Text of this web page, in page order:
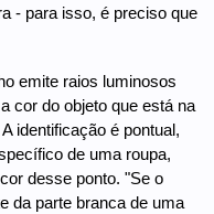
- para isso, é preciso que
emite raios luminosos
cor do objeto que está na
identificação é pontual,
de uma roupa,
desse ponto. "Se o
da parte branca de uma